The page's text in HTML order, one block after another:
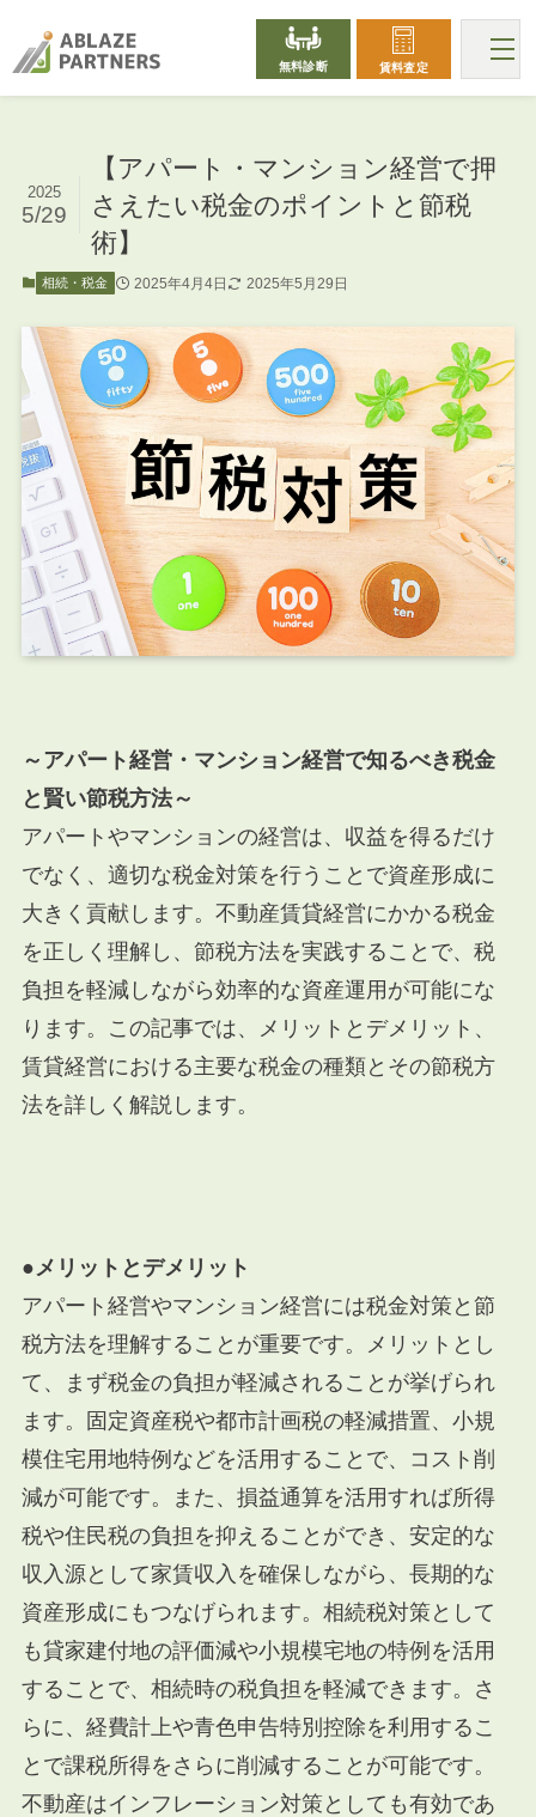
無料診断 賃料査定
【アパート・マンション経営で押
さえたい税金のポイントと節税
術】
2025
5/29
相続・税金 2025年4月4日 2025年5月29日
～アパート経営・マンション経営で知るべき税金
と賢い節税方法～
アパートやマンションの経営は、収益を得るだけ
でなく、適切な税金対策を行うことで資産形成に
大きく貢献します。不動産賃貸経営にかかる税金
を正しく理解し、節税方法を実践することで、税
負担を軽減しながら効率的な資産運用が可能にな
ります。この記事では、メリットとデメリット、
賃貸経営における主要な税金の種類とその節税方
法を詳しく解説します。
●メリットとデメリット
アパート経営やマンション経営には税金対策と節
税方法を理解することが重要です。メリットとし
て、まず税金の負担が軽減されることが挙げられ
ます。固定資産税や都市計画税の軽減措置、小規
模住宅用地特例などを活用することで、コスト削
減が可能です。また、損益通算を活用すれば所得
税や住民税の負担を抑えることができ、安定的な
収入源として家賃収入を確保しながら、長期的な
資産形成にもつなげられます。相続税対策として
も貸家建付地の評価減や小規模宅地の特例を活用
することで、相続時の税負担を軽減できます。さ
らに、経費計上や青色申告特別控除を利用するこ
とで課税所得をさらに削減することが可能です。
不動産はインフレーション対策としても有効であ